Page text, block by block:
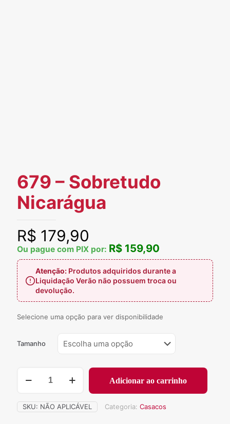
679 – Sobretudo
Nicarágua
R$ 179,90
Ou pague com PIX por: R$ 159,90
Atenção: Produtos adquiridos durante a
Liquidação Verão não possuem troca ou
devolução.
Selecione uma opção para ver disponibilidade
Tamanho
Sobretudo
Nicarágua
quantidade
Adicionar ao carrinho
SKU: NÃO APLICÁVEL Categoria: Casacos